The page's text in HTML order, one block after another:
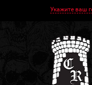
Укажите ваш